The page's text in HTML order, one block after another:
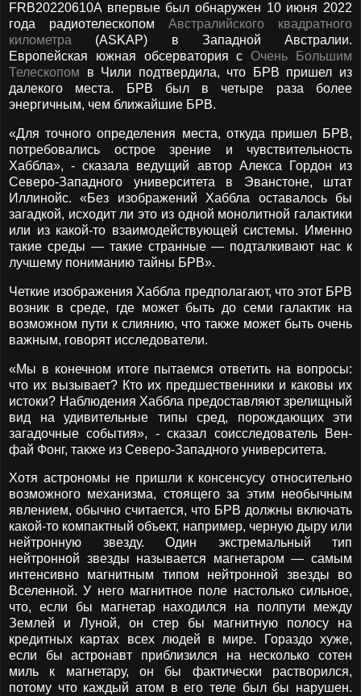
FRB20220610A впервые был обнаружен 10 июня 2022
года радиотелескопом Австралийского квадратного
километра (ASKAP) в Западной Австралии.
Европейская южная обсерватория с Очень Большим
Телескопом в Чили подтвердила, что БРВ пришел из
далекого места. БРВ был в четыре раза более
энергичным, чем ближайшие БРВ.
«Для точного определения места, откуда пришел БРВ,
потребовались острое зрение и чувствительность
Хаббла», - сказала ведущий автор Алекса Гордон из
Северо-Западного университета в Эванстоне, штат
Иллинойс. «Без изображений Хаббла оставалось бы
загадкой, исходит ли это из одной монолитной галактики
или из какой-то взаимодействующей системы. Именно
такие среды — такие странные — подталкивают нас к
лучшему пониманию тайны БРВ».
Четкие изображения Хаббла предполагают, что этот БРВ
возник в среде, где может быть до семи галактик на
возможном пути к слиянию, что также может быть очень
важным, говорят исследователи.
«Мы в конечном итоге пытаемся ответить на вопросы:
что их вызывает? Кто их предшественники и каковы их
истоки? Наблюдения Хаббла предоставляют зрелищный
вид на удивительные типы сред, порождающих эти
загадочные события», - сказал соисследователь Вен-
фай Фонг, также из Северо-Западного университета.
Хотя астрономы не пришли к консенсусу относительно
возможного механизма, стоящего за этим необычным
явлением, обычно считается, что БРВ должны включать
какой-то компактный объект, например, черную дыру или
нейтронную звезду. Один экстремальный тип
нейтронной звезды называется магнетаром — самым
интенсивно магнитным типом нейтронной звезды во
Вселенной. У него магнитное поле настолько сильное,
что, если бы магнетар находился на полпути между
Землей и Луной, он стер бы магнитную полосу на
кредитных картах всех людей в мире. Гораздо хуже,
если бы астронавт приблизился на несколько сотен
миль к магнетару, он бы фактически растворился,
потому что каждый атом в его теле был бы нарушен.